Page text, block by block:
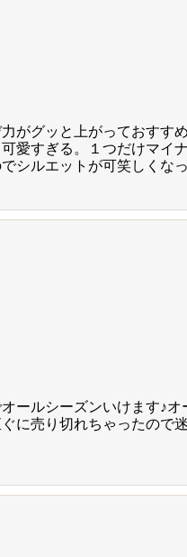
がグッと上がっておすす
愛すぎる。１つだけマイ
シルエットが可笑しくな
ールシーズンいけます♪
に売り切れちゃったので